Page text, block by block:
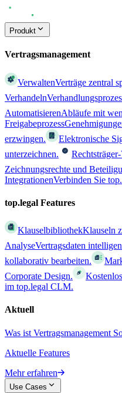
Produkt
Vertragsmanagement
VerwaltenVerträge zentral
Verhandeln
AutomatisierenAbläufe mit
Freigabeprozess
erzwingen.
Elektronische
unterzeichnen.
Zeichnungsrechte und
IntegrationenVerbinden Sie
top.legal Features
KlauselbibliothekKlauseln
AnalyseVertragsdaten
kollaborativ bearbeiten.
Corporate Design.
im top.legal CLM.
Aktuell
Was ist Vertragsmanagement
Aktuelle Features
Mehr erfahren
Use Cases